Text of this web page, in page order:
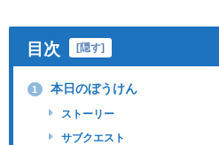
目次 [隠す]
1 本日のぼうけん
ストーリー
サブクエスト